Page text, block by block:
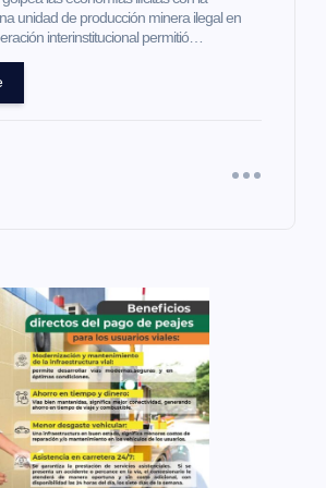
unidad de producción minera ilegal en
interinstitucional permitió…